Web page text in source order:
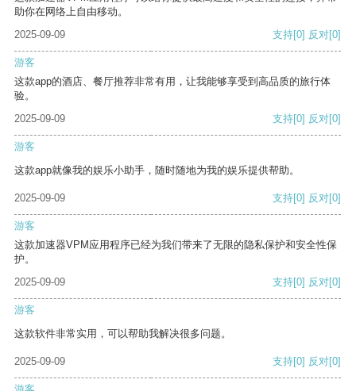
助你在网络上自由移动。
2025-09-09
支持[0] 反对[0]
游客
这款app的酒店、餐厅推荐非常有用，让我能够享受到高品质的旅行体
验。
2025-09-09
支持[0] 反对[0]
游客
这款app就像我的娱乐小助手，随时随地为我的娱乐提供帮助。
2025-09-09 支持[0] 反对[0]
游客
这款加速器VPM应用程序已经为我们带来了无限的隐私保护和安全性保
护。
2025-09-09
支持[0] 反对[0]
游客
这款软件非常实用，可以帮助我解决很多问题。
2025-09-09 支持[0] 反对[0]